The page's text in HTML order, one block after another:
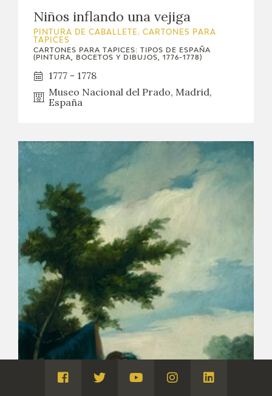
Niños inflando una vejiga
PINTURA DE CABALLETE. CARTONES PARA
TAPICES
CARTONES PARA TAPICES: TIPOS DE ESPAÑA
(PINTURA, BOCETOS Y DIBUJOS, 1776-1778)
1777 - 1778
Museo Nacional del Prado, Madrid,
España
Visita
Visita
Visita
Visita
Visita